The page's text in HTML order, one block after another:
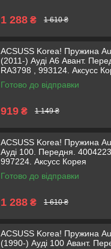
1 288 ₴ 1 610 ₴
ACSUSS Korea! Пружина
(2011-) Ауді А6 Авант.
RA3798 , 993124. Аксусс
Готово до відправки
919 ₴ 1 149 ₴
ACSUSS Korea! Пружина
Ауді 100. Передня. 4004223
997224. Аксусс Корея
Готово до відправки
1 288 ₴ 1 610 ₴
ACSUSS Korea! Пружина
(1990-) Ауді 100 Авант.